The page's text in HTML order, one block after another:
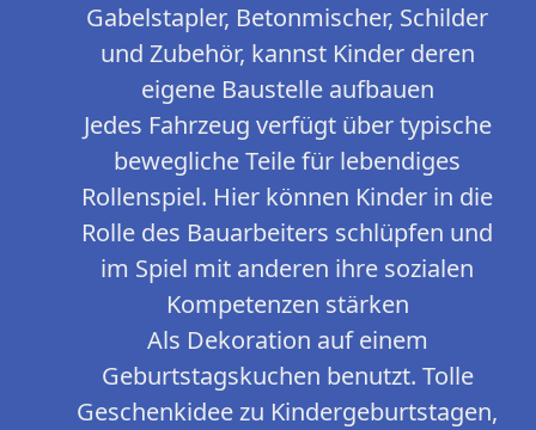
Gabelstapler, Betonmischer, Schilder
und Zubehör, kannst Kinder deren
eigene Baustelle aufbauen
Jedes Fahrzeug verfügt über typische
bewegliche Teile für lebendiges
Rollenspiel. Hier können Kinder in die
Rolle des Bauarbeiters schlüpfen und
im Spiel mit anderen ihre sozialen
Kompetenzen stärken
Als Dekoration auf einem
Geburtstagskuchen benutzt. Tolle
Geschenkidee zu Kindergeburtstagen,